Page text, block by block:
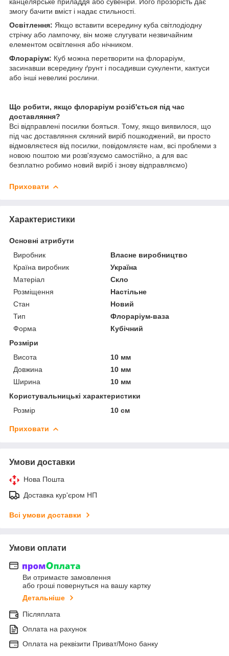
змогу бачити вміст і надає стильності.
Освітлення: Якщо вставити всередину куба світлодіодну
стрічку або лампочку, він може слугувати незвичайним
елементом освітлення або нічником.
Флораріум: Куб можна перетворити на флораріум,
засинавши всередину ґрунт і посадивши сукуленти, кактуси
або інші невеликі рослини.
Що робити, якщо флораріум розіб'ється під час
доставляння?
Всі відправлені посилки бояться. Тому, якщо виявилося, що
під час доставляння скляний виріб пошкоджений, ви просто
відмовляєтеся від посилки, повідомляєте нам, всі проблеми з
новою поштою ми розв'язуємо самостійно, а для вас
безплатно робимо новий виріб і знову відправляємо)
Приховати
Характеристики
Основні атрибути
Виробник
Власне виробництво
Країна виробник
Україна
Матеріал
Скло
Розміщення
Настільне
Стан
Новий
Тип
Флораріум-ваза
Форма
Кубічний
Розміри
Висота
10 мм
Довжина
10 мм
Ширина
10 мм
Користувальницькі характеристики
Розмір
10 см
Приховати
Умови доставки
Нова Пошта
Доставка кур'єром НП
Всі умови доставки
Умови оплати
Ви отримаєте замовлення
або гроші повернуться на вашу картку
Детальніше
Післяплата
Оплата на рахунок
Оплата на реквізити Приват/Моно банку